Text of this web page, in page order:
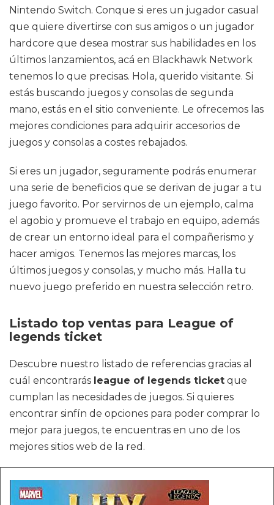
Nintendo Switch. Conque si eres un jugador casual
que quiere divertirse con sus amigos o un jugador
hardcore que desea mostrar sus habilidades en los
últimos lanzamientos, acá en Blackhawk Network
tenemos lo que precisas. Hola, querido visitante. Si
estás buscando juegos y consolas de segunda
mano, estás en el sitio conveniente. Le ofrecemos las
mejores condiciones para adquirir accesorios de
juegos y consolas a costes rebajados.
Si eres un jugador, seguramente podrás enumerar
una serie de beneficios que se derivan de jugar a tu
juego favorito. Por servirnos de un ejemplo, calma
el agobio y promueve el trabajo en equipo, además
de crear un entorno ideal para el compañerismo y
hacer amigos. Tenemos las mejores marcas, los
últimos juegos y consolas, y mucho más. Halla tu
nuevo juego preferido en nuestra selección retro.
Listado top ventas para League of
legends ticket
Descubre nuestro listado de referencias gracias al
cuál encontrarás league of legends ticket que
cumplan las necesidades de juegos. Si quieres
encontrar sinfín de opciones para poder comprar lo
mejor para juegos, te encuentras en uno de los
mejores sitios web de la red.